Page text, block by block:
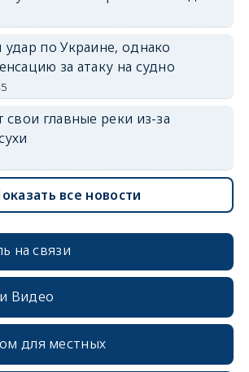
по Украине, однако
за атаку на судно
свои главные реки из-за
все новости
на связи
Видео
для местных